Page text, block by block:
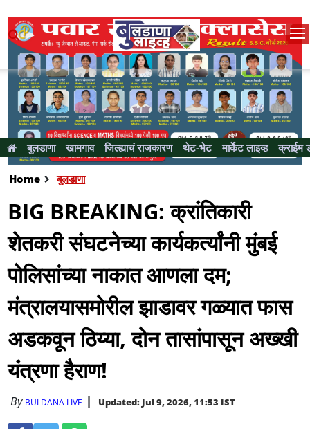
बुलडाणा खामगाव जिल्ह्याचं राजकारण थेट-भेट मार्केट लाइव्ह क्राईम
Home बुलडाणा
BIG BREAKING: क्रांतिकारी
शेतकरी संघटनेच्या कार्यकर्त्यांनी मुंबई
पोलिसांच्या नाकात आणला दम;
मंत्रालयासमोरील झाडावर गळ्यात फास
अडकवून ठिय्या, दोन तासांपासून अख्खी
यंत्रणा हैराण!
By BULDANA LIVE Updated: Jul 9, 2026, 11:53 IST